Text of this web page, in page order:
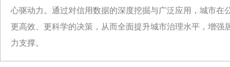
心驱动力。通过对信用数据的深度挖掘与广泛应用，城市
更高效、更科学的决策，从而全面提升城市治理水平，增
力支撑。